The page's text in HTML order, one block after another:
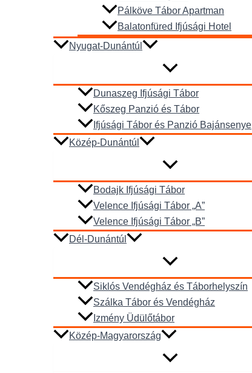
Pálköve Tábor Apartman
Balatonfüred Ifjúsági Hotel
Nyugat-Dunántúl
Dunaszeg Ifjúsági Tábor
Kőszeg Panzió és Tábor
Ifjúsági Tábor és Panzió Bajánsenye
Közép-Dunántúl
Bodajk Ifjúsági Tábor
Velence Ifjúsági Tábor „A”
Velence Ifjúsági Tábor „B”
Dél-Dunántúl
Siklós Vendégház és Táborhelyszín
Szálka Tábor és Vendégház
Izmény Üdülőtábor
Közép-Magyarország